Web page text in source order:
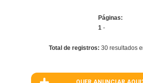
Páginas:
1 -
Total de registros: 30 resultados